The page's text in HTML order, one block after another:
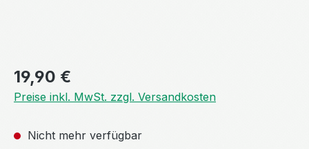
Regulärer Preis:
19,90 €
Preise inkl. MwSt. zzgl. Versandkosten
Nicht mehr verfügbar